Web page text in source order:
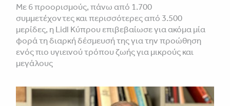
Με 6 προορισμούς, πάνω από 1.700
συμμετέχοντες και περισσότερες από 3.500
μερίδες, η Lidl Κύπρου επιβεβαίωσε για ακόμα μία
φορά τη διαρκή δέσμευσή της για την προώθηση
ενός πιο υγιεινού τρόπου ζωής για μικρούς και
μεγάλους